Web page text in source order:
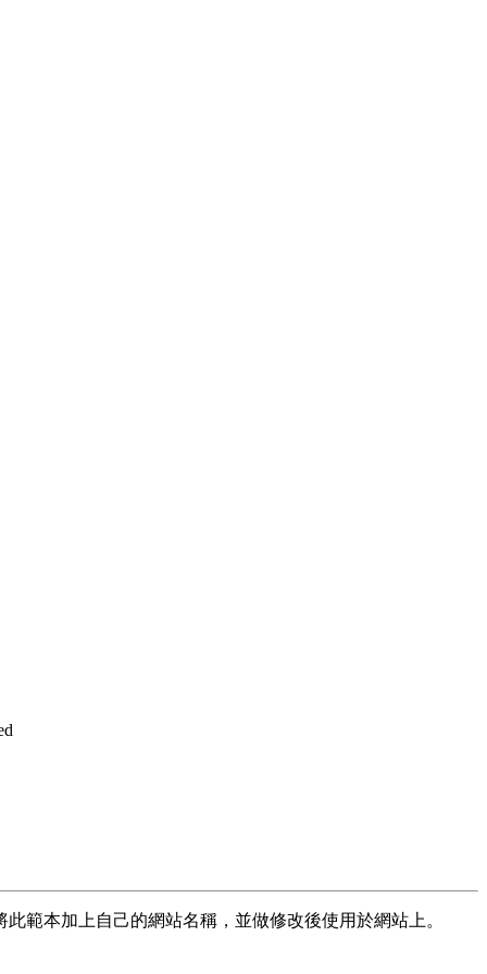
範本加上自己的網站名稱，並做修改後使用於網站上。